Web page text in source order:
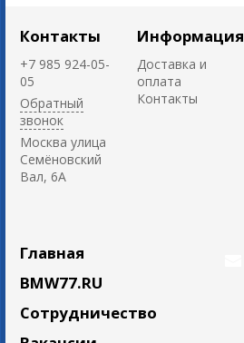
Контакты
+7 985 924-05-
05
Обратный
звонок
Москва улица
Семёновский
Вал, 6А
Информация
Доставка и
оплата
Контакты
Главная
BMW77.RU
Сотрудничество